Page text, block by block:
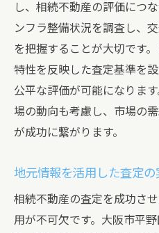
し、相続不動産の評価につ
ンフラ整備状況を調査し、
を把握することが大切です
特性を反映した査定基準を
公平な評価が可能になりま
場の動向も考慮し、市場の
が成功に繋がります。
地元情報を活用した査定の
相続不動産の査定を成功さ
用が不可欠です。大阪市平